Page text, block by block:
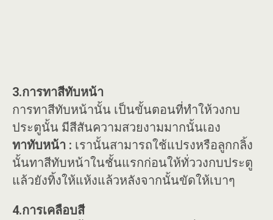
3.การทาสีทับหน้า
การทาสีทับหน้านั้น เป็นขั้นตอนที่ทำให้วงกบ
ประตูนั้น มีสีสันความสวยงามมากนั้นเอง
ทาทับหน้า : เรานั้นสามารถใช้แปรงหรือลูกกลิ้ง
นั้นทาสีทับหน้าในชั้นแรกก่อนให้ทั่ววงกบประตู
แล้วยังทิ้งให้แห้งแล้วหลังจากนั้นขัดให้เบาๆ
4.การเคลือบสี